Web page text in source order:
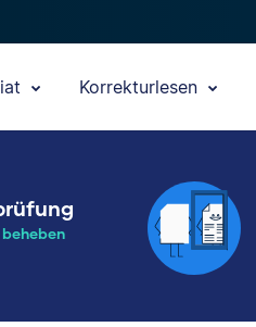
Korrekturlesen